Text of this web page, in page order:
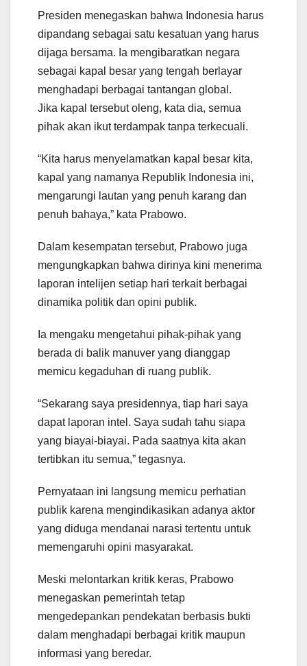
Presiden menegaskan bahwa Indonesia harus
dipandang sebagai satu kesatuan yang harus
dijaga bersama. Ia mengibaratkan negara
sebagai kapal besar yang tengah berlayar
menghadapi berbagai tantangan global.
Jika kapal tersebut oleng, kata dia, semua
pihak akan ikut terdampak tanpa terkecuali.
“Kita harus menyelamatkan kapal besar kita,
kapal yang namanya Republik Indonesia ini,
mengarungi lautan yang penuh karang dan
penuh bahaya,” kata Prabowo.
Dalam kesempatan tersebut, Prabowo juga
mengungkapkan bahwa dirinya kini menerima
laporan intelijen setiap hari terkait berbagai
dinamika politik dan opini publik.
Ia mengaku mengetahui pihak-pihak yang
berada di balik manuver yang dianggap
memicu kegaduhan di ruang publik.
“Sekarang saya presidennya, tiap hari saya
dapat laporan intel. Saya sudah tahu siapa
yang biayai-biayai. Pada saatnya kita akan
tertibkan itu semua,” tegasnya.
Pernyataan ini langsung memicu perhatian
publik karena mengindikasikan adanya aktor
yang diduga mendanai narasi tertentu untuk
memengaruhi opini masyarakat.
Meski melontarkan kritik keras, Prabowo
menegaskan pemerintah tetap
mengedepankan pendekatan berbasis bukti
dalam menghadapi berbagai kritik maupun
informasi yang beredar.